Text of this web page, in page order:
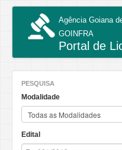
Agência Goiana
GOINFRA
Portal de
Perguntas e
PESQUISA
Modalidade
Edital